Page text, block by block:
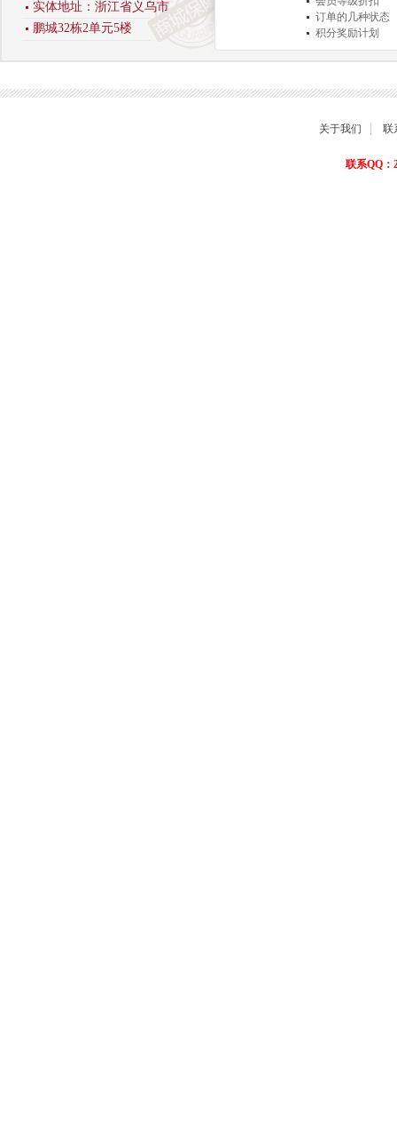
实体地址：浙江省义乌市
鹏城32栋2单元5楼
订单的几种状态
积分奖励计划
商品退货保障
关于我们 联
联系QQ：